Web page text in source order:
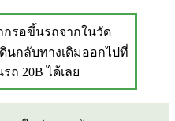
กรอขึ้นรถจากในวัด
นกลับทางเดิมออกไปที่
ถ 20B ได้เลย